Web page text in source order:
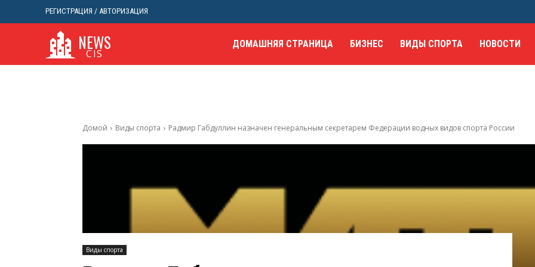
РЕГИСТРАЦИЯ / АВТОРИЗАЦИЯ
NEWS
CIS
ДОМАШНЯЯ СТРАНИЦА БИЗНЕС ВИДЫ СПОРТА НОВОСТИ
Домой Виды спорта Радмир Габдуллин назначен генеральным секретарем Федерации водных видов спорта России
Виды спорта